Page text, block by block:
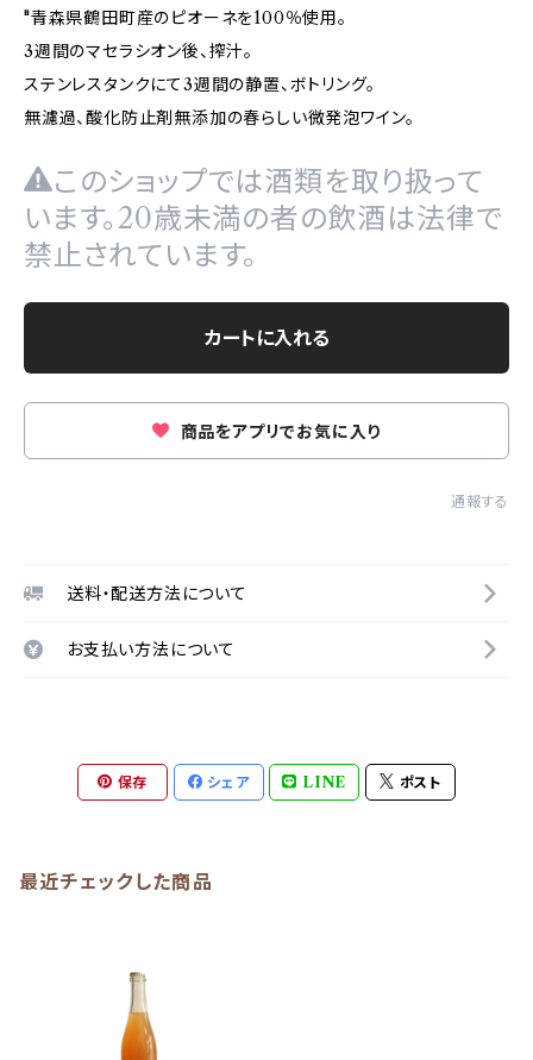
"青森県鶴田町産のピオーネを100％使用。
3週間のマセラシオン後、搾汁。
ステンレスタンクにて3週間の静置、ボトリング。
無濾過、酸化防止剤無添加の春らしい微発泡ワイン。
このショップでは酒類を取り扱って
います。20歳未満の者の飲酒は法律で
禁止されています。
カートに入れる
商品をアプリでお気に入り
通報する
送料・配送方法について
お支払い方法について
保存 シェア LINE ポスト
最近チェックした商品